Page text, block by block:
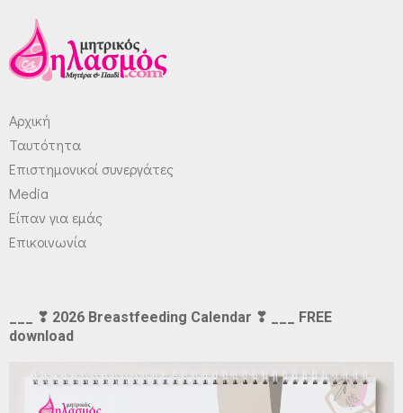
Αρχική
Ταυτότητα
Επιστημονικοί συνεργάτες
Media
Είπαν για εμάς
Επικοινωνία
___ ❣ 2026 Breastfeeding Calendar ❣ ___ FREE
download